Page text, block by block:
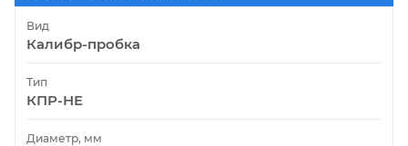
Вид
Калибр-пробка
Тип
КПР-НЕ
Диаметр, мм